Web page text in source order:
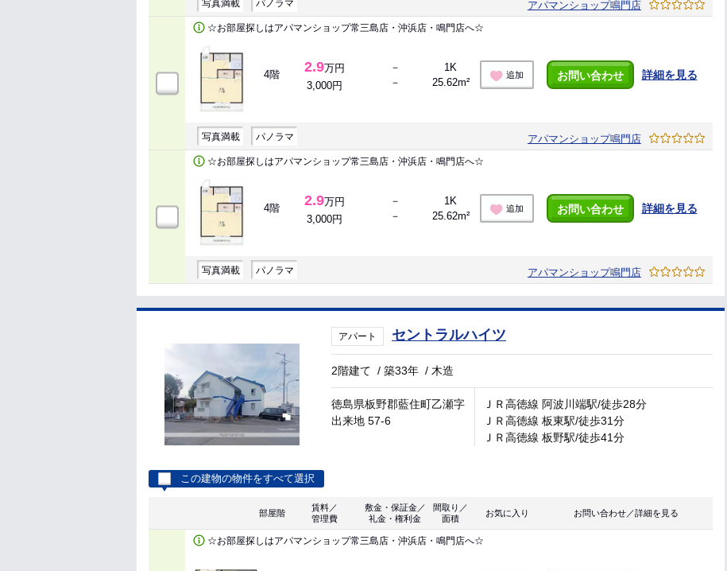
写真満載 パノラマ アパマンショップ鳴門店
☆お部屋探しはアパマンショップ常三島店・沖浜店・鳴門店へ☆
4階 2.9万円
3,000円
－
－
1K
25.62m²
追加 お問い合わせ 詳細を見る
写真満載 パノラマ アパマンショップ鳴門店
☆お部屋探しはアパマンショップ常三島店・沖浜店・鳴門店へ☆
4階 2.9万円
3,000円
－
－
1K
25.62m²
追加 お問い合わせ 詳細を見る
写真満載 パノラマ アパマンショップ鳴門店
アパート セントラルハイツ
2階建て /築33年 / 木造
徳島県板野郡藍住町乙瀬字
出来地 57-6
ＪＲ高徳線 阿波川端駅/徒歩28分
ＪＲ高徳線 板東駅/徒歩31分
ＪＲ高徳線 板野駅/徒歩41分
この建物の物件をすべて選択
部屋階
賃料／
管理費
敷金・保証金／
礼金・権利金
間取り／
面積
お気に入り お問い合わせ／詳細を見る
☆お部屋探しはアパマンショップ常三島店・沖浜店・鳴門店へ☆